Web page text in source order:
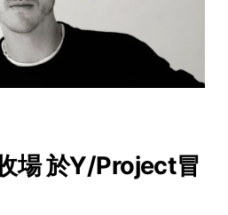
場 於Y/Project冒